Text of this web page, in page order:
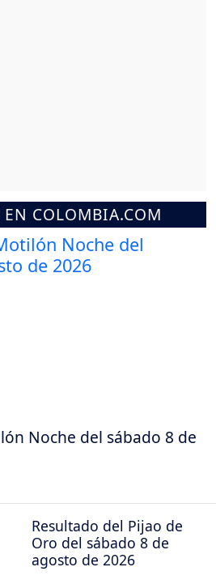
COLOMBIA.COM
Noche del sábado 8 de
Resultado del Pijao de
Oro del sábado 8 de
agosto de 2026